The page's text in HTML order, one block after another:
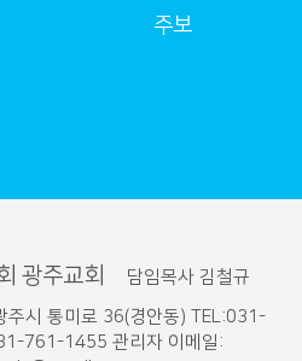
주보
광주교회
담임목사 김철규
시 통미로 36(경안동) TEL:031-
761-1455 관리자 이메일: